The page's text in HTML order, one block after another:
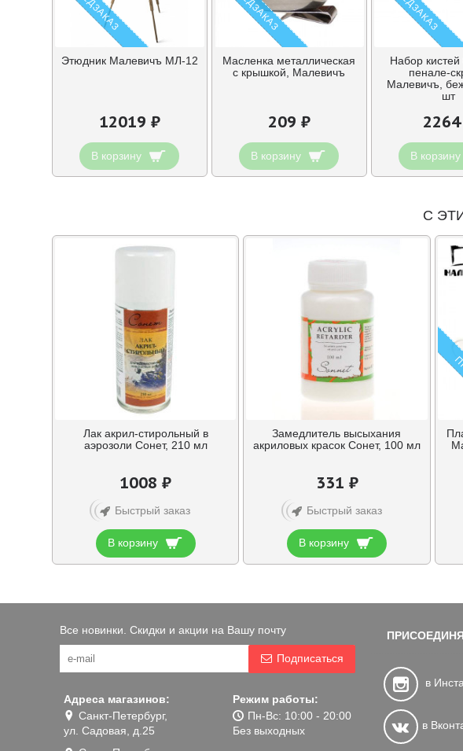
Этюдник Малевичъ МЛ-12
12019 ₽
В корзину
Масленка металлическая
с крышкой, Малевичъ
209 ₽
В корзину
Набор
пенале-
Малевичъ,
шт
В корзину
С
Лак акрил-стирольный в
аэрозоли Сонет, 210 мл
1008 ₽
Быстрый заказ
В корзину
Замедлитель высыхания
акриловых красок Сонет, 100 мл
331 ₽
Быстрый заказ
В корзину
Все новинки. Скидки и акции на Вашу почту
Подписаться
Адреса магазинов:
Санкт-Петербург,
ул. Садовая, д.25
Режим работы:
Пн-Вс: 10:00 - 20:00
Без выходных
в
в